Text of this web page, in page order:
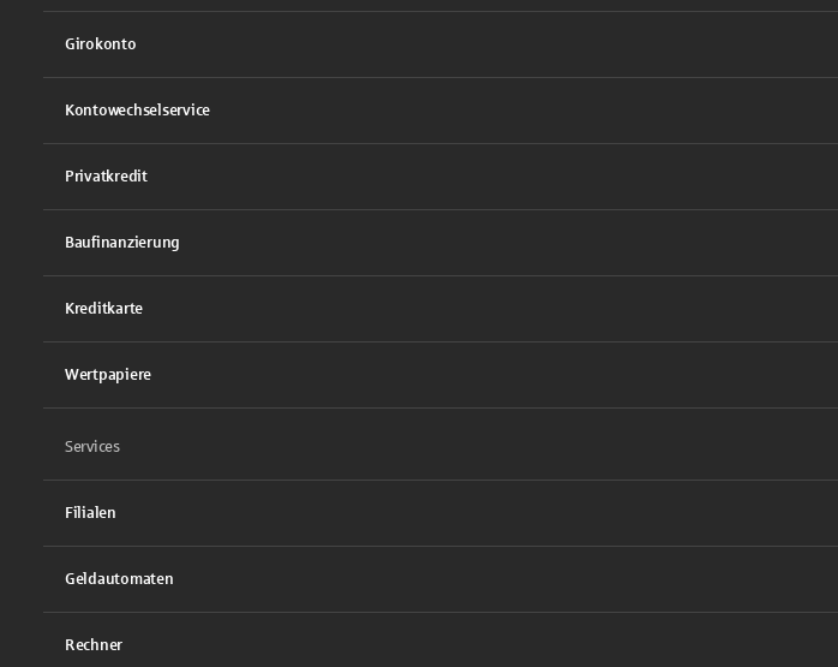
Girokonto
Kontowechselservice
Privatkredit
Baufinanzierung
Kreditkarte
Wertpapiere
Services
Filialen
Geldautomaten
Rechner